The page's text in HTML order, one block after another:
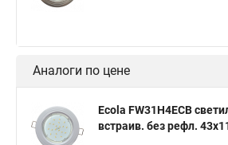
Аналоги по цене
Ecola FW31H4ECB
встраив. без рефл.